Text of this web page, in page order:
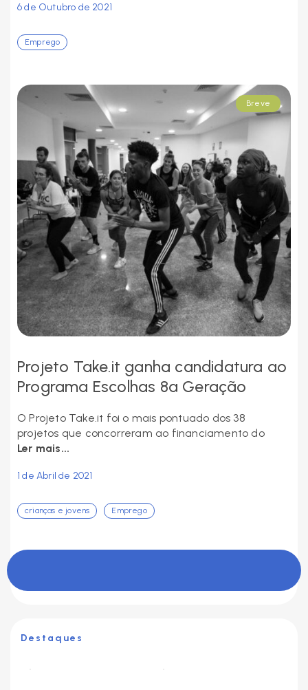
6 de Outubro de 2021
Emprego
Breve
Projeto Take.it ganha candidatura ao
Programa Escolhas 8ª Geração
O Projeto Take.it foi o mais pontuado dos 38
projetos que concorreram ao financiamento do
Ler mais...
1 de Abril de 2021
crianças e jovens Emprego
Destaques